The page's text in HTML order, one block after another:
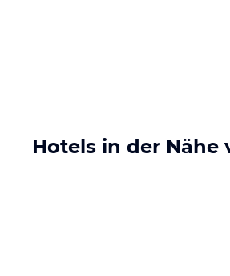
Hotels in der Nähe